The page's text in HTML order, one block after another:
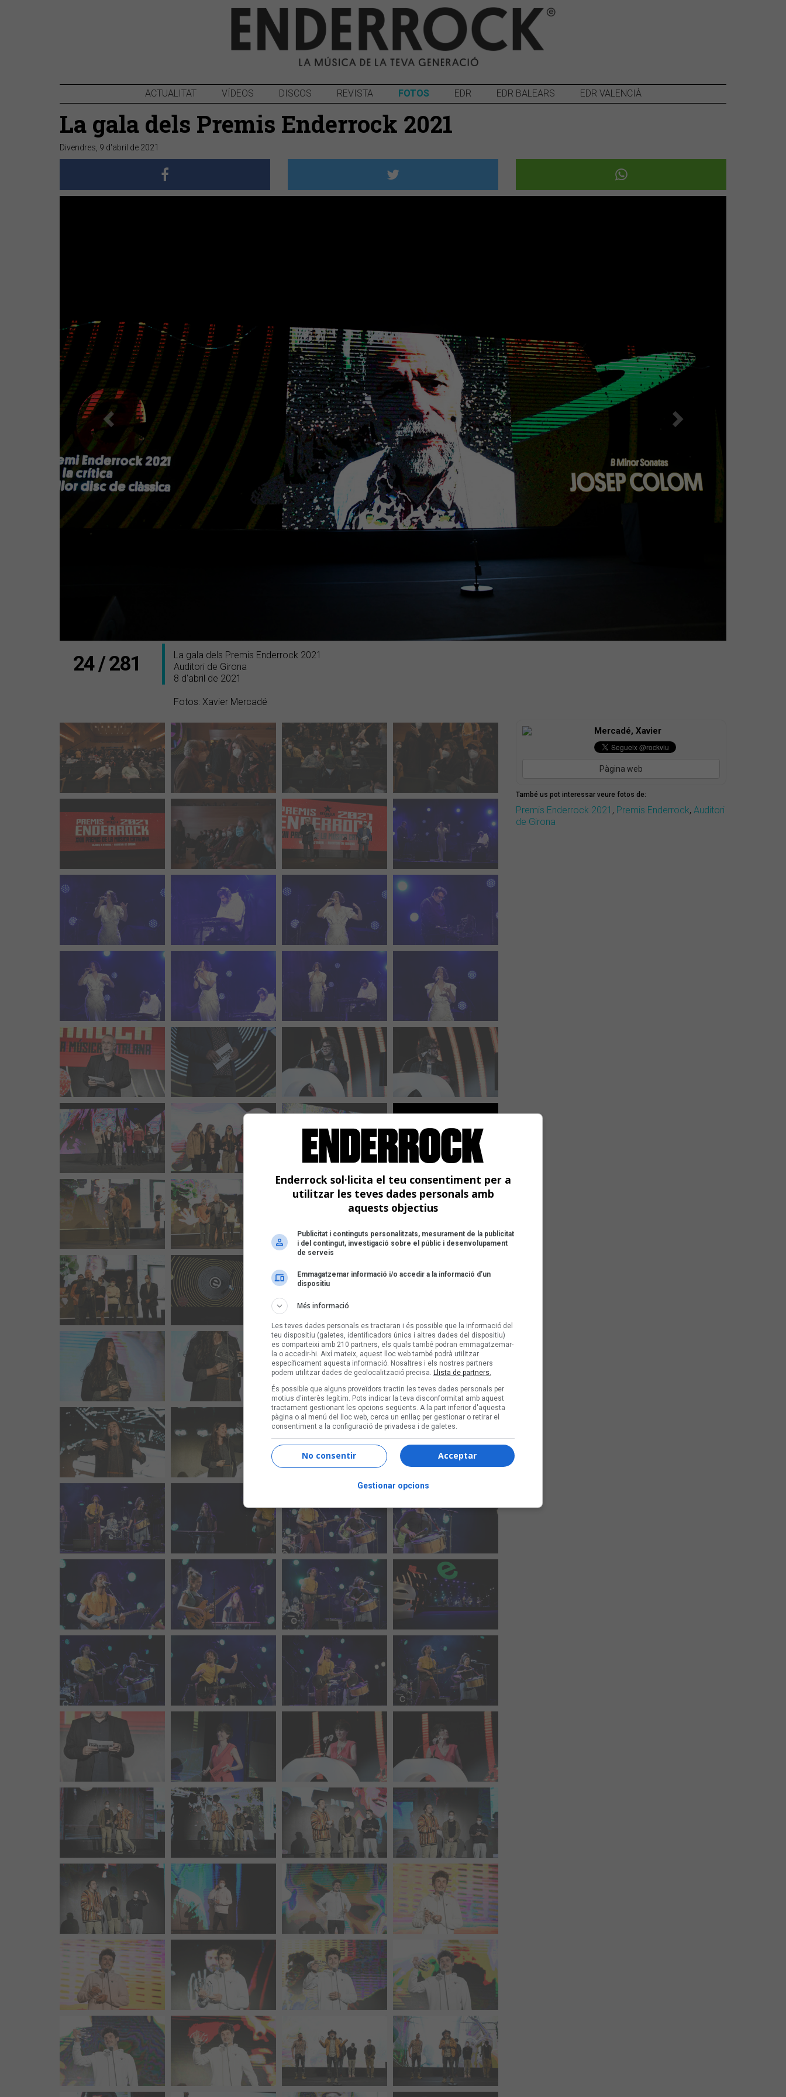
ACTUALITAT VÍDEOS DISCOS REVISTA FOTOS EDR EDR BALEARS EDR VALENCIÀ
La gala dels Premis Enderrock 2021
Divendres, 9 d'abril de 2021
24 / 281
La gala dels Premis Enderrock 2021
Auditori de Girona
8 d'abril de 2021
Fotos: Xavier Mercadé
Mercadé, Xavier
Pàgina web
També us pot interessar veure fotos de:
Premis Enderrock 2021 , Premis Enderrock, Auditori
de Girona
Enderrock sol·licita el teu consentiment per a
utilitzar les teves dades personals amb
aquests objectius
Publicitat i continguts personalitzats, mesurament de la publicitat
i del contingut, investigació sobre el públic i desenvolupament
de serveis
Emmagatzemar informació i/o accedir a la informació d’un
dispositiu
Més informació
Les teves dades personals es tractaran i és possible que la informació del
teu dispositiu (galetes, identificadors únics i altres dades del dispositiu)
es comparteixi amb 210 partners, els quals també podran emmagatzemar-
la o accedir-hi. Així mateix, aquest lloc web també podrà utilitzar
específicament aquesta informació. Nosaltres i els nostres partners
podem utilitzar dades de geolocalització precisa. Llista de partners.
És possible que alguns proveïdors tractin les teves dades personals per
motius d'interès legítim. Pots indicar la teva disconformitat amb aquest
tractament gestionant les opcions següents. A la part inferior d'aquesta
pàgina o al menú del lloc web, cerca un enllaç per gestionar o retirar el
consentiment a la configuració de privadesa i de galetes.
Acceptar
No consentir
Gestionar opcions